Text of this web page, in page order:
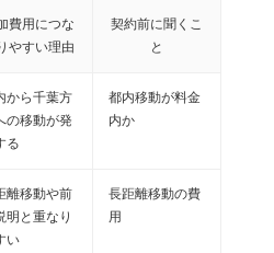
費用につな
やすい理由
契約前に聞くこ
と
から千葉方
の移動が発
る
都内移動が料金
内か
離移動や前
明と重なり
い
長距離移動の費
用